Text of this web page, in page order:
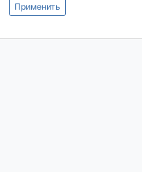
Применить